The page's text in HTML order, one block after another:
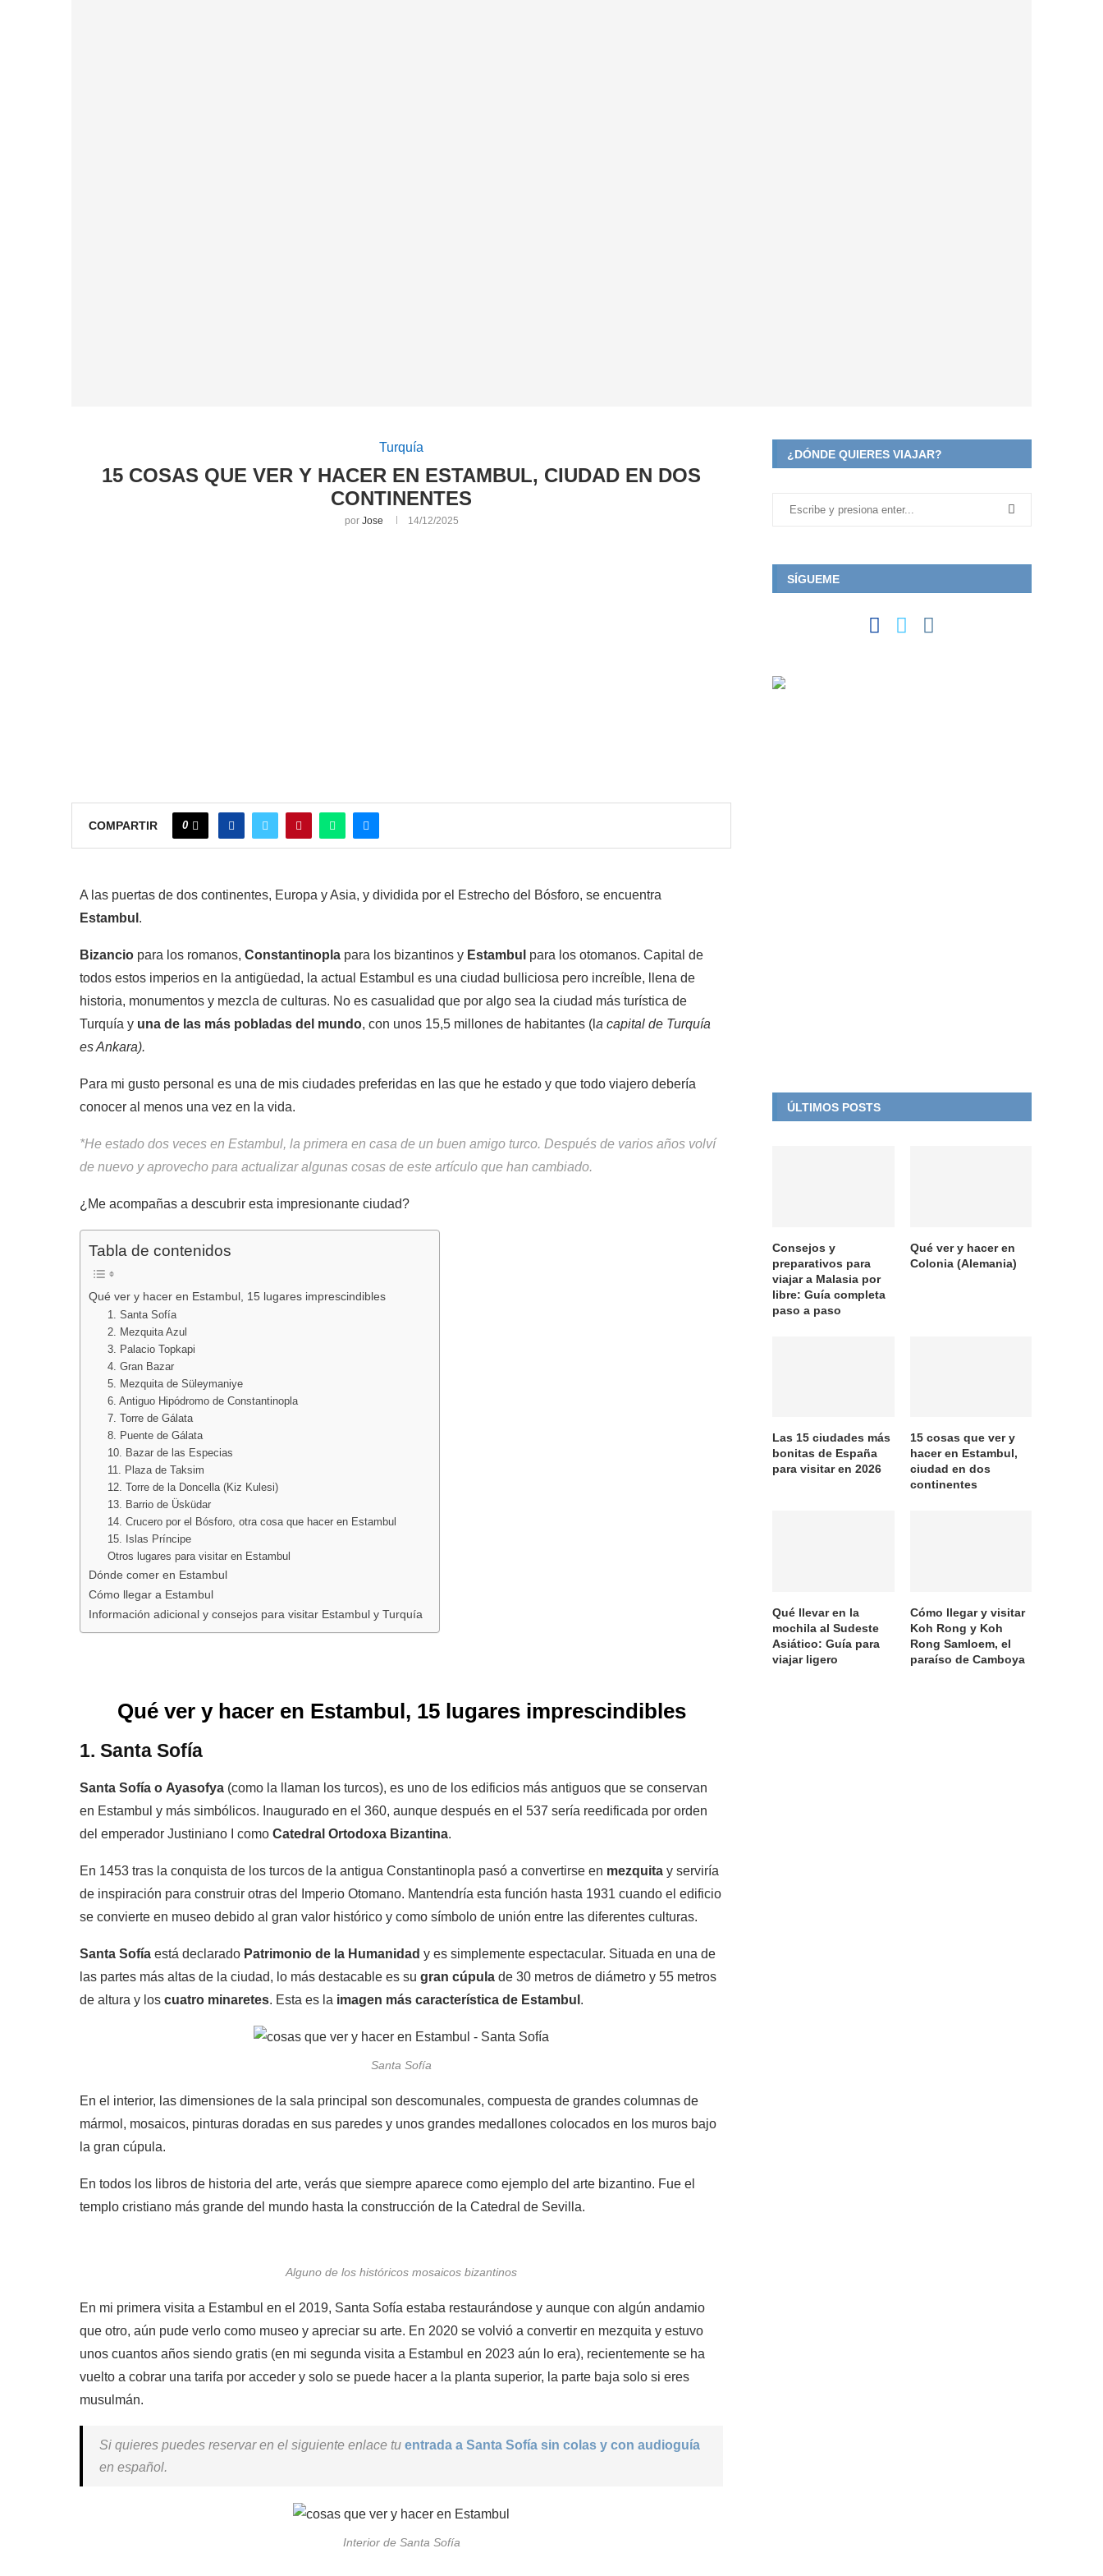
Turquía
15 COSAS QUE VER Y HACER EN ESTAMBUL, CIUDAD EN DOS
CONTINENTES
por Jose 14/12/2025
COMPARTIR 0
A las puertas de dos continentes, Europa y Asia, y dividida por el Estrecho del Bósforo, se encuentra
Estambul .
Bizancio para los romanos, Constantinopla para los bizantinos y Estambul para los otomanos. Capital de
todos estos imperios en la antigüedad, la actual Estambul es una ciudad bulliciosa pero increíble, llena de
historia, monumentos y mezcla de culturas. No es casualidad que por algo sea la ciudad más turística de
Turquía y una de las más pobladas del mundo, con unos 15,5 millones de habitantes (l a capital de Turquía
es Ankara).
Para mi gusto personal es una de mis ciudades preferidas en las que he estado y que todo viajero debería
conocer al menos una vez en la vida.
*He estado dos veces en Estambul, la primera en casa de un buen amigo turco. Después de varios años volví
de nuevo y aprovecho para actualizar algunas cosas de este artículo que han cambiado.
¿Me acompañas a descubrir esta impresionante ciudad?
Tabla de contenidos
Qué ver y hacer en Estambul, 15 lugares imprescindibles
1. Santa Sofía
2. Mezquita Azul
3. Palacio Topkapi
4. Gran Bazar
5. Mezquita de Süleymaniye
6. Antiguo Hipódromo de Constantinopla
7. Torre de Gálata
8. Puente de Gálata
10. Bazar de las Especias
11. Plaza de Taksim
12. Torre de la Doncella (Kiz Kulesi)
13. Barrio de Üsküdar
14. Crucero por el Bósforo, otra cosa que hacer en Estambul
15. Islas Príncipe
Otros lugares para visitar en Estambul
Dónde comer en Estambul
Cómo llegar a Estambul
Información adicional y consejos para visitar Estambul y Turquía
Qué ver y hacer en Estambul, 15 lugares imprescindibles
1. Santa Sofía
Santa Sofía o Ayasofya (como la llaman los turcos), es uno de los edificios más antiguos que se conservan
en Estambul y más simbólicos. Inaugurado en el 360, aunque después en el 537 sería reedificada por orden
del emperador Justiniano I como Catedral Ortodoxa Bizantina.
En 1453 tras la conquista de los turcos de la antigua Constantinopla pasó a convertirse en mezquita y serviría
de inspiración para construir otras del Imperio Otomano. Mantendría esta función hasta 1931 cuando el edificio
se convierte en museo debido al gran valor histórico y como símbolo de unión entre las diferentes culturas.
Santa Sofía está declarado Patrimonio de la Humanidad y es simplemente espectacular. Situada en una de
las partes más altas de la ciudad, lo más destacable es su gran cúpula de 30 metros de diámetro y 55 metros
de altura y los cuatro minaretes. Esta es la imagen más característica de Estambul .
Santa Sofía
En el interior, las dimensiones de la sala principal son descomunales, compuesta de grandes columnas de
mármol, mosaicos, pinturas doradas en sus paredes y unos grandes medallones colocados en los muros bajo
la gran cúpula.
En todos los libros de historia del arte, verás que siempre aparece como ejemplo del arte bizantino. Fue el
templo cristiano más grande del mundo hasta la construcción de la Catedral de Sevilla.
Alguno de los históricos mosaicos bizantinos
En mi primera visita a Estambul en el 2019, Santa Sofía estaba restaurándose y aunque con algún andamio
que otro, aún pude verlo como museo y apreciar su arte. En 2020 se volvió a convertir en mezquita y estuvo
unos cuantos años siendo gratis (en mi segunda visita a Estambul en 2023 aún lo era), recientemente se ha
vuelto a cobrar una tarifa por acceder y solo se puede hacer a la planta superior, la parte baja solo si eres
musulmán.
Si quieres puedes reservar en el siguiente enlace tu entrada a Santa Sofía sin colas y con audioguía
en español.
Interior de Santa Sofía
¿DÓNDE QUIERES VIAJAR?
SÍGUEME
ÚLTIMOS POSTS
Consejos y
preparativos para
viajar a Malasia por
libre: Guía completa
paso a paso
Qué ver y hacer en
Colonia (Alemania)
Las 15 ciudades más
bonitas de España
para visitar en 2026
15 cosas que ver y
hacer en Estambul,
ciudad en dos
continentes
Qué llevar en la
mochila al Sudeste
Asiático: Guía para
viajar ligero
Cómo llegar y visitar
Koh Rong y Koh
Rong Samloem, el
paraíso de Camboya